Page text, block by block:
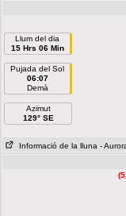
Llum del dia
15 Hrs 06 Min
Pujada del Sol
06:07
Demà
Azimut
129° SE
Informació de la lluna -